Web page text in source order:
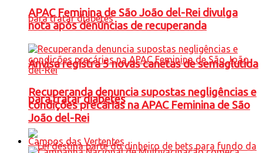
Anvisa registra 5 novas canetas de semaglutida
para tratar diabetes
APAC Feminina de São João del-Rei divulga
nota após denúncias de recuperanda
Recuperanda denuncia supostas negligências e
condições precárias na APAC Feminina de São
João del-Rei
Campos das Vertentes